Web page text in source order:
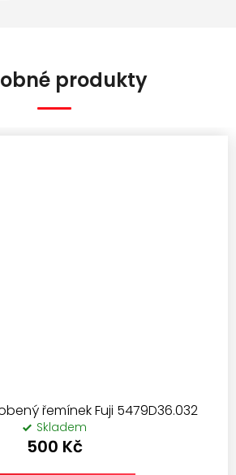
produkty
řemínek Fuji 5479D36.032
Skladem
500 Kč